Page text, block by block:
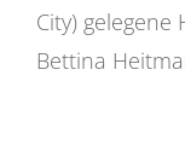
City) gelegene
Bettina